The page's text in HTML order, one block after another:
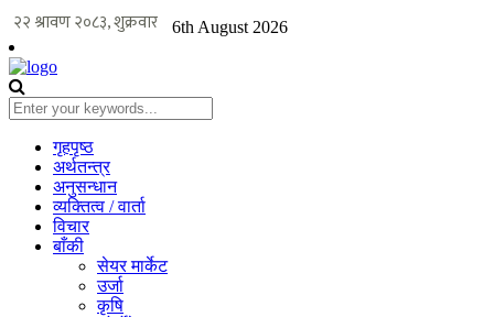
6th August 2026
गृहपृष्ठ
अर्थतन्त्र
अनुसन्धान
व्यक्तित्व / वार्ता
विचार
बाँकी
सेयर मार्केट
उर्जा
कृषि